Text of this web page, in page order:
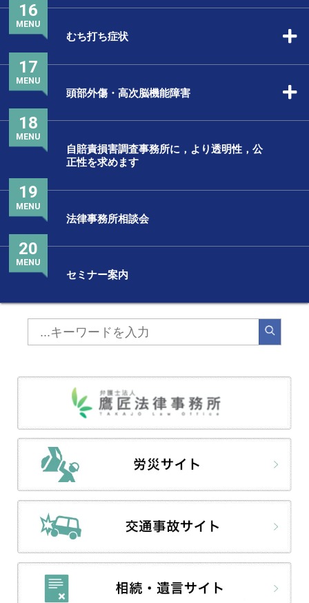
むち打ち症状
16
MENU
頭部外傷・高次脳機能障害
17
MENU
自賠責損害調査事務所に，より透明性，公
正性を求めます
18
MENU
法律事務所相談会
19
MENU
セミナー案内
20
MENU